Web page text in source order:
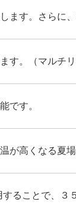
ます。さらに
す。（マルチリ
です。
が高くなる夏
することで、